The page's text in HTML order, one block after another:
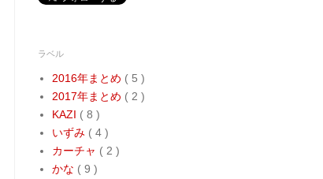
ラベル
2016年まとめ ( 5 )
2017年まとめ ( 2 )
KAZI ( 8 )
いずみ ( 4 )
カーチャ ( 2 )
かな ( 9 )